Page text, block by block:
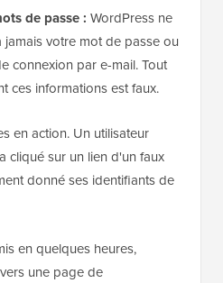
de passe : WordPress ne
votre mot de passe ou
connexion par e-mail. Tout
ces informations est faux.
en action. Un utilisateur
cliqué sur un lien d'un faux
donné ses identifiants de
en quelques heures,
une page de